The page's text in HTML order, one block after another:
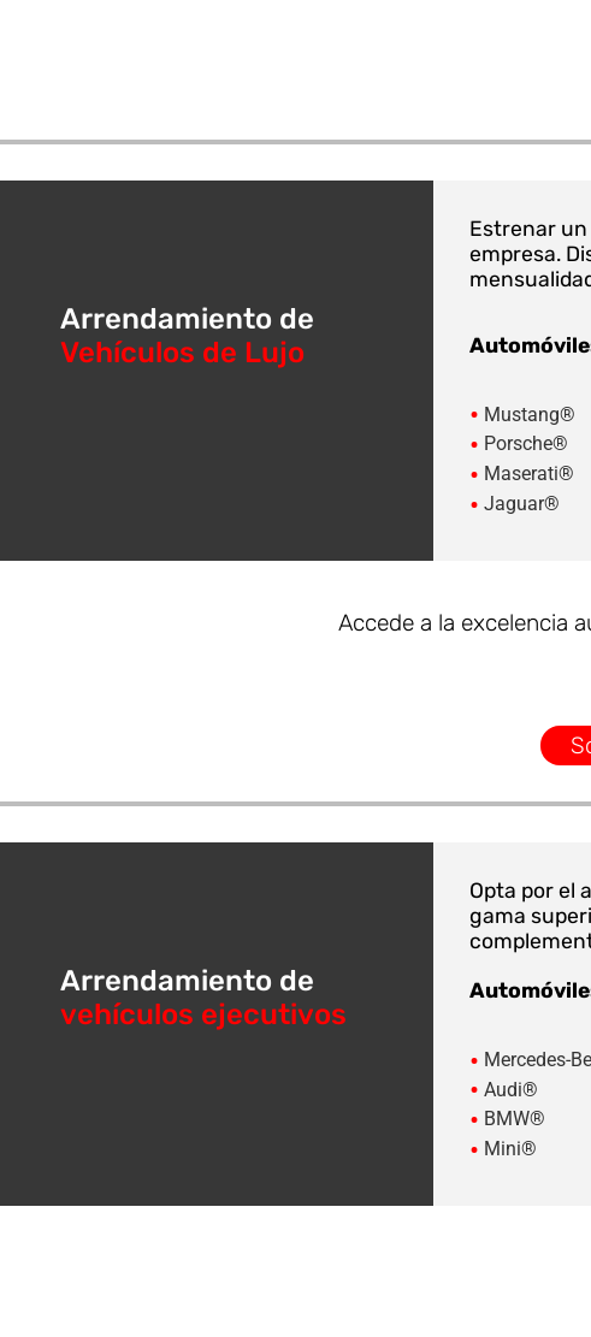
Arrendamiento de
Vehículos de Lujo
Estrenar un
empresa.
• Mustang®
• Porsche®
• Maserati®
• Jaguar®
Accede a la excelencia
Arrendamiento de
vehículos ejecutivos
Opta por el
gama
• Mercedes-
• Audi®
• BMW®
• Mini®